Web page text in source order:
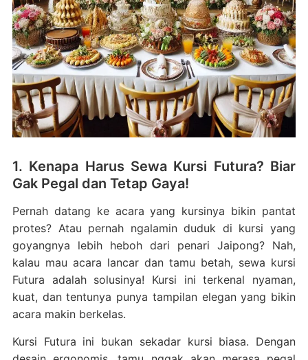
1. Kenapa Harus Sewa Kursi Futura? Biar
Gak Pegal dan Tetap Gaya!
Pernah datang ke acara yang kursinya bikin pantat
protes? Atau pernah ngalamin duduk di kursi yang
goyangnya lebih heboh dari penari Jaipong? Nah,
kalau mau acara lancar dan tamu betah, sewa kursi
Futura adalah solusinya! Kursi ini terkenal nyaman,
kuat, dan tentunya punya tampilan elegan yang bikin
acara makin berkelas.
Kursi Futura ini bukan sekadar kursi biasa. Dengan